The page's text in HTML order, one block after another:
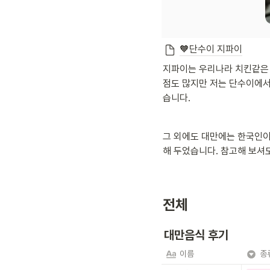
🧡단수이 지파이
지파이는 우리나라 치킨같
점도 많지만 저는 단수이에
습니다.
그 외에도 대만에는 한국인
해 두었습니다. 참고해 보셔
전체
대만음식 후기
이름 종